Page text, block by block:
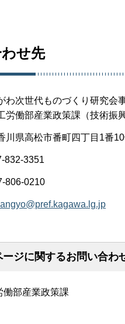
せ先
わ次世代ものづくり研究会
労働部産業政策課（技術振
川県高松市番町四丁目1番
832-3351
806-0210
ージに関するお問い合わ
働部産業政策課